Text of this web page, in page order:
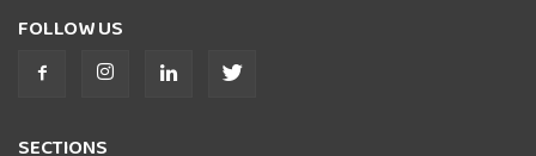
FOLLOW US
SECTIONS